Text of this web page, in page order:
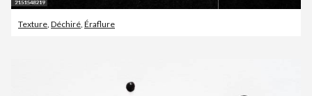
Texture Déchiré Éraflure